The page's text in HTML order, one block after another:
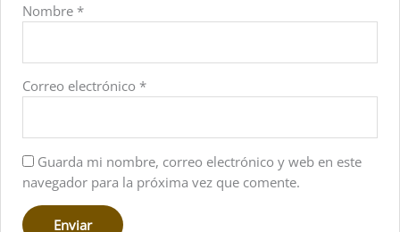
Nombre *
Correo electrónico *
Guarda mi nombre, correo electrónico y web en este
navegador para la próxima vez que comente.